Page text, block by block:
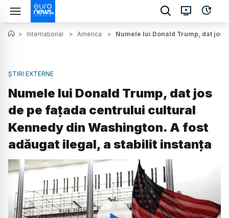
> Internațional > America > Numele lui Donald Trump, dat jos
ȘTIRI EXTERNE
Numele lui Donald Trump, dat jos
de pe fațada centrului cultural
Kennedy din Washington. A fost
adăugat ilegal, a stabilit instanța